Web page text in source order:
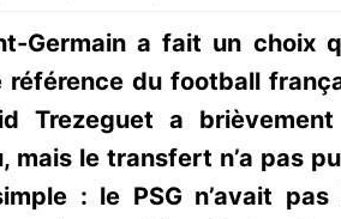
Germain a fait un choix
du football
Trezeguet a
mais le transfert n’a pas
: le PSG n’avait